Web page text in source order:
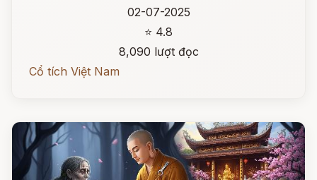
02-07-2025
⭐ 4.8
8,090 lượt đọc
Cổ tích Việt Nam